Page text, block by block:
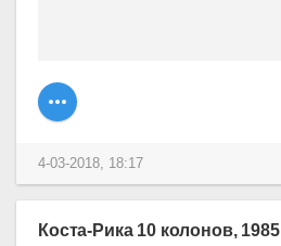
4-03-2018, 18:17
Коста-Рика 10 колонов, 1985